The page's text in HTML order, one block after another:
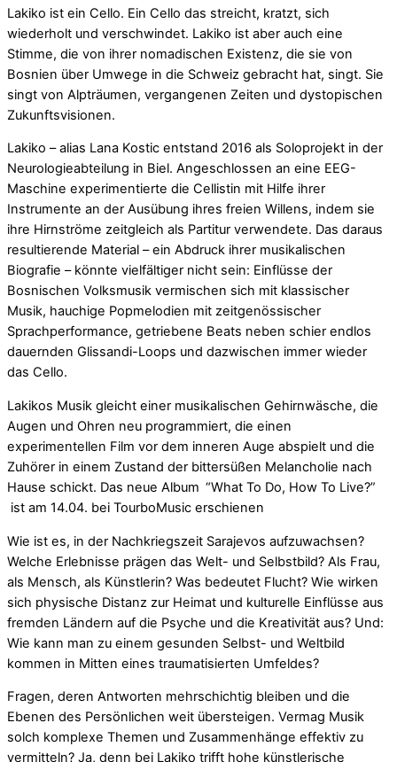
Lakiko ist ein Cello. Ein Cello das streicht, kratzt, sich
wiederholt und verschwindet. Lakiko ist aber auch eine
Stimme, die von ihrer nomadischen Existenz, die sie von
Bosnien über Umwege in die Schweiz gebracht hat, singt. Sie
singt von Alpträumen, vergangenen Zeiten und dystopischen
Zukunftsvisionen.
Lakiko – alias Lana Kostic entstand 2016 als Soloprojekt in der
Neurologieabteilung in Biel. Angeschlossen an eine EEG-
Maschine experimentierte die Cellistin mit Hilfe ihrer
Instrumente an der Ausübung ihres freien Willens, indem sie
ihre Hirnströme zeitgleich als Partitur verwendete. Das daraus
resultierende Material – ein Abdruck ihrer musikalischen
Biografie – könnte vielfältiger nicht sein: Einflüsse der
Bosnischen Volksmusik vermischen sich mit klassischer
Musik, hauchige Popmelodien mit zeitgenössischer
Sprachperformance, getriebene Beats neben schier endlos
dauernden Glissandi-Loops und dazwischen immer wieder
das Cello.
Lakikos Musik gleicht einer musikalischen Gehirnwäsche, die
Augen und Ohren neu programmiert, die einen
experimentellen Film vor dem inneren Auge abspielt und die
Zuhörer in einem Zustand der bittersüßen Melancholie nach
Hause schickt. Das neue Album “What To Do, How To Live?”
ist am 14.04. bei TourboMusic erschienen
Wie ist es, in der Nachkriegszeit Sarajevos aufzuwachsen?
Welche Erlebnisse prägen das Welt- und Selbstbild? Als Frau,
als Mensch, als Künstlerin? Was bedeutet Flucht? Wie wirken
sich physische Distanz zur Heimat und kulturelle Einflüsse aus
fremden Ländern auf die Psyche und die Kreativität aus? Und:
Wie kann man zu einem gesunden Selbst- und Weltbild
kommen in Mitten eines traumatisierten Umfeldes?
Fragen, deren Antworten mehrschichtig bleiben und die
Ebenen des Persönlichen weit übersteigen. Vermag Musik
solch komplexe Themen und Zusammenhänge effektiv zu
vermitteln? Ja, denn bei Lakiko trifft hohe künstlerische